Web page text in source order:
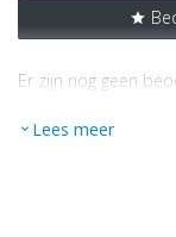
star
Er zijn nog geen
expand_more Lees meer